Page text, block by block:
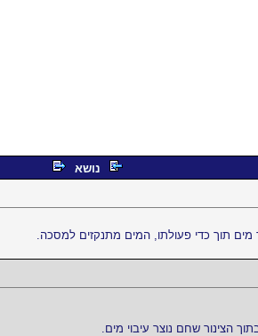
נושא
הצינור שחם נוצר עיבוי מים.